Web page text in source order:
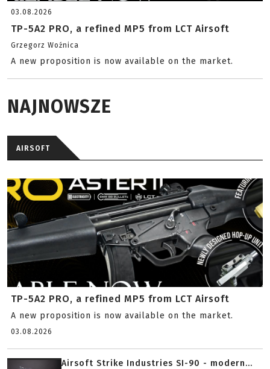
03.08.2026
TP-5A2 PRO, a refined MP5 from LCT Airsoft
Grzegorz Woźnica
A new proposition is now available on the market.
NAJNOWSZE
AIRSOFT
TP-5A2 PRO, a refined MP5 from LCT Airsoft
A new proposition is now available on the market.
03.08.2026
Airsoft Strike Industries SI-90 - modern...